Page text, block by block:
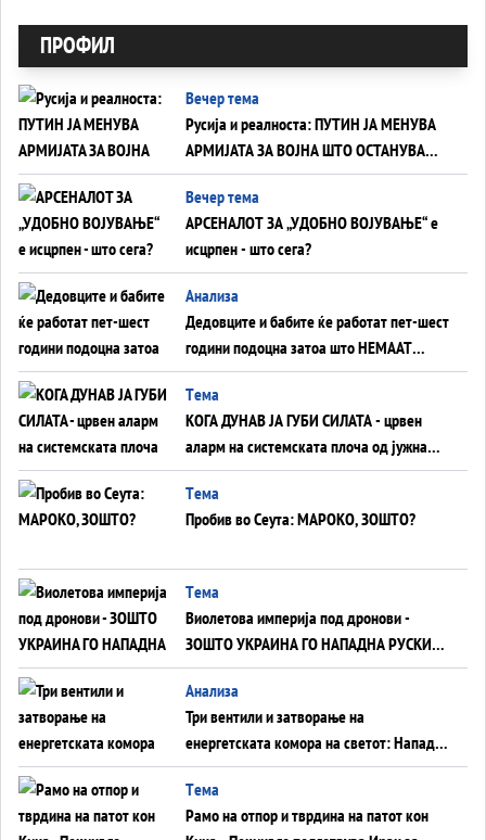
ПРОФИЛ
Вечер тема
Русија и реалноста: ПУТИН ЈА МЕНУВА
АРМИЈАТА ЗА ВОЈНА ШТО ОСТАНУВА
БЕЗ ФРОНТ
Вечер тема
АРСЕНАЛОТ ЗА „УДОБНО ВОЈУВАЊЕ“ е
исцрпен - што сега?
Анализа
Дедовците и бабите ќе работат пет-шест
години подоцна затоа што НЕМААТ
ВНУЦИ ДА ГИ ЗАМЕНАТ
Tема
КОГА ДУНАВ ЈА ГУБИ СИЛАТА - црвен
аларм на системската плоча од јужна
Германија до Црното Море...
Tема
Пробив во Сеута: МАРОКО, ЗОШТО?
Tема
Виолетова империја под дронови -
ЗОШТО УКРАИНА ГО НАПАДНА РУСКИОТ
WILDBERRIES
Aнализа
Три вентили и затворање на
енергетската комора на светот: Нападот
во Суец најавува глобален енергетски
инфаркт?
Tема
Рамо на отпор и тврдина на патот кон